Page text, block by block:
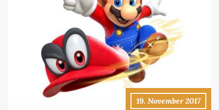
19. November 2017